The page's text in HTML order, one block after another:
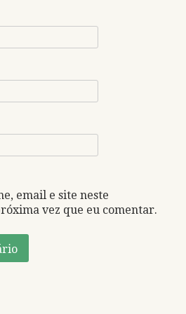
email e site neste
vez que eu comentar.